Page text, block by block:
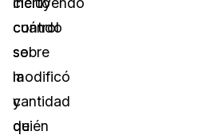
control
sobre
la
cantidad
de
cuándo
se
modificó
y
quién